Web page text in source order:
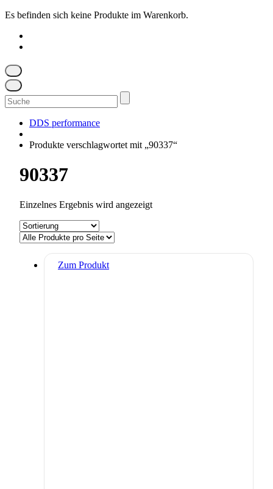
Es befinden sich keine Produkte im Warenkorb.
Suchen
nach:
DDS performance
Produkte verschlagwortet mit „90337“
90337
Einzelnes Ergebnis wird angezeigt
Zum Produkt